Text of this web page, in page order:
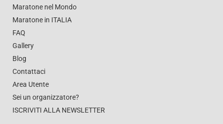
Maratone nel Mondo
Maratone in ITALIA
FAQ
Gallery
Blog
Contattaci
Area Utente
Sei un organizzatore?
ISCRIVITI ALLA NEWSLETTER